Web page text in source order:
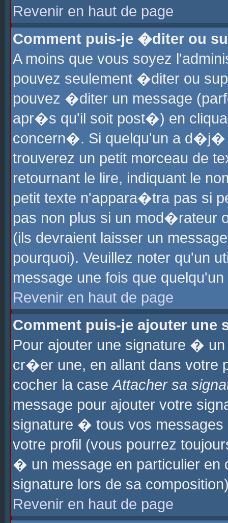
Revenir en haut de page
Comment puis-je �diter ou
A moins que vous soyez
pouvez seulement �diter ou
pouvez �diter un message
apr�s qu'il soit post�) en
concern�. Si quelqu'un a
trouverez un petit morceau de
retournant le lire, indiquant le
petit texte n'appara�tra pas si
pas non plus si un mod�rateur
(ils devraient laisser un
pourquoi). Veuillez noter qu'un
message une fois que
Revenir en haut de page
Comment puis-je ajouter une
Pour ajouter une signature �
cr�er une, en allant dans
cocher la caseAttacher sa
message pour ajouter votre
signature � tous vos
votre profil (vous pourrez
� un message en particulier
signature lors de sa
Revenir en haut de page